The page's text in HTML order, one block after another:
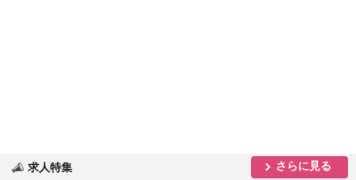
求人特集 さらに見る